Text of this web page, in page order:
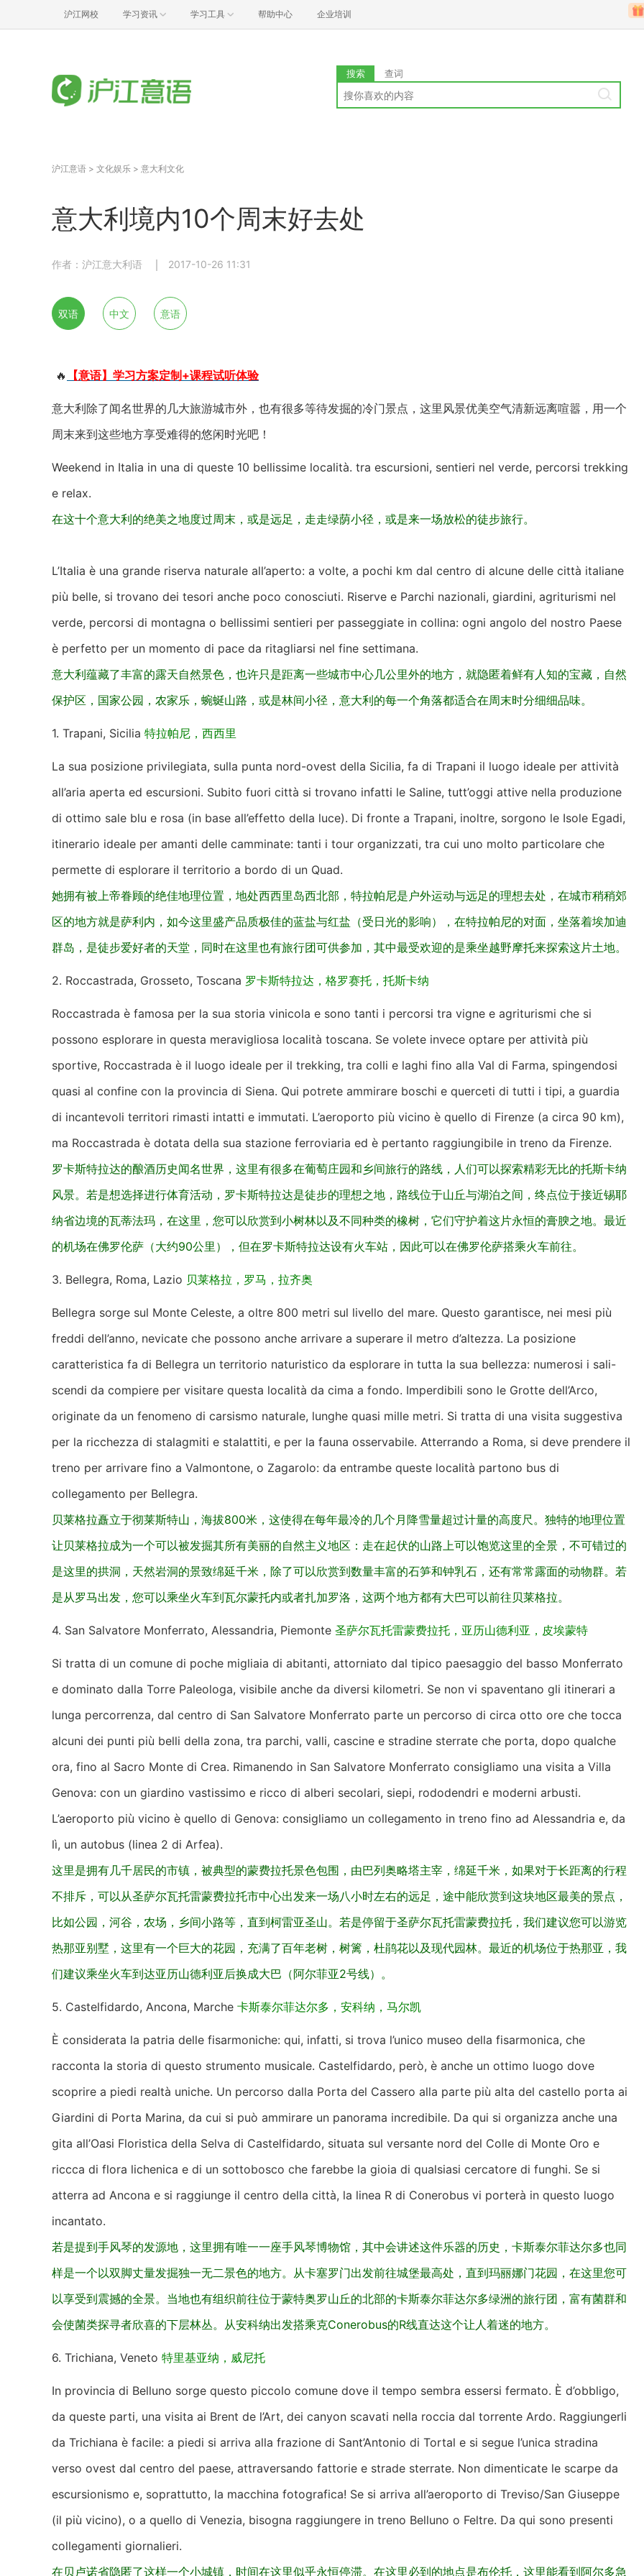
沪江网校 学习资讯 学习工具 帮助中心 企业培训
搜索 查词
沪江意语 > 文化娱乐 > 意大利文化
意大利境内10个周末好去处
作者：沪江意大利语 2017-10-26 11:31
双语 中文 意语
🔥 【意语】学习方案定制+课程试听体验
意大利除了闻名世界的几大旅游城市外，也有很多等待发掘的冷门景点，这里风景优美空气清新远离喧嚣，用一个
周末来到这些地方享受难得的悠闲时光吧！
Weekend in Italia in una di queste 10 bellissime località. tra escursioni, sentieri nel verde, percorsi trekking
e relax.
在这十个意大利的绝美之地度过周末，或是远足，走走绿荫小径，或是来一场放松的徒步旅行。
L’Italia è una grande riserva naturale all’aperto: a volte, a pochi km dal centro di alcune delle città italiane
più belle, si trovano dei tesori anche poco conosciuti. Riserve e Parchi nazionali, giardini, agriturismi nel
verde, percorsi di montagna o bellissimi sentieri per passeggiate in collina: ogni angolo del nostro Paese
è perfetto per un momento di pace da ritagliarsi nel fine settimana.
意大利蕴藏了丰富的露天自然景色，也许只是距离一些城市中心几公里外的地方，就隐匿着鲜有人知的宝藏，自然
保护区，国家公园，农家乐，蜿蜒山路，或是林间小径，意大利的每一个角落都适合在周末时分细细品味。
1. Trapani, Sicilia 特拉帕尼，西西里
La sua posizione privilegiata, sulla punta nord-ovest della Sicilia, fa di Trapani il luogo ideale per attività
all’aria aperta ed escursioni. Subito fuori città si trovano infatti le Saline, tutt’oggi attive nella produzione
di ottimo sale blu e rosa (in base all’effetto della luce). Di fronte a Trapani, inoltre, sorgono le Isole Egadi,
itinerario ideale per amanti delle camminate: tanti i tour organizzati, tra cui uno molto particolare che
permette di esplorare il territorio a bordo di un Quad.
她拥有被上帝眷顾的绝佳地理位置，地处西西里岛西北部，特拉帕尼是户外运动与远足的理想去处，在城市稍稍郊
区的地方就是萨利内，如今这里盛产品质极佳的蓝盐与红盐（受日光的影响），在特拉帕尼的对面，坐落着埃加迪
群岛，是徒步爱好者的天堂，同时在这里也有旅行团可供参加，其中最受欢迎的是乘坐越野摩托来探索这片土地。
2. Roccastrada, Grosseto, Toscana 罗卡斯特拉达，格罗赛托，托斯卡纳
Roccastrada è famosa per la sua storia vinicola e sono tanti i percorsi tra vigne e agriturismi che si
possono esplorare in questa meravigliosa località toscana. Se volete invece optare per attività più
sportive, Roccastrada è il luogo ideale per il trekking, tra colli e laghi fino alla Val di Farma, spingendosi
quasi al confine con la provincia di Siena. Qui potrete ammirare boschi e querceti di tutti i tipi, a guardia
di incantevoli territori rimasti intatti e immutati. L’aeroporto più vicino è quello di Firenze (a circa 90 km),
ma Roccastrada è dotata della sua stazione ferroviaria ed è pertanto raggiungibile in treno da Firenze.
罗卡斯特拉达的酿酒历史闻名世界，这里有很多在葡萄庄园和乡间旅行的路线，人们可以探索精彩无比的托斯卡纳
风景。若是想选择进行体育活动，罗卡斯特拉达是徒步的理想之地，路线位于山丘与湖泊之间，终点位于接近锡耶
纳省边境的瓦蒂法玛，在这里，您可以欣赏到小树林以及不同种类的橡树，它们守护着这片永恒的膏腴之地。最近
的机场在佛罗伦萨（大约90公里），但在罗卡斯特拉达设有火车站，因此可以在佛罗伦萨搭乘火车前往。
3. Bellegra, Roma, Lazio 贝莱格拉，罗马，拉齐奥
Bellegra sorge sul Monte Celeste, a oltre 800 metri sul livello del mare. Questo garantisce, nei mesi più
freddi dell’anno, nevicate che possono anche arrivare a superare il metro d’altezza. La posizione
caratteristica fa di Bellegra un territorio naturistico da esplorare in tutta la sua bellezza: numerosi i sali-
scendi da compiere per visitare questa località da cima a fondo. Imperdibili sono le Grotte dell’Arco,
originate da un fenomeno di carsismo naturale, lunghe quasi mille metri. Si tratta di una visita suggestiva
per la ricchezza di stalagmiti e stalattiti, e per la fauna osservabile. Atterrando a Roma, si deve prendere il
treno per arrivare fino a Valmontone, o Zagarolo: da entrambe queste località partono bus di
collegamento per Bellegra.
贝莱格拉矗立于彻莱斯特山，海拔800米，这使得在每年最冷的几个月降雪量超过计量的高度尺。独特的地理位置
让贝莱格拉成为一个可以被发掘其所有美丽的自然主义地区：走在起伏的山路上可以饱览这里的全景，不可错过的
是这里的拱洞，天然岩洞的景致绵延千米，除了可以欣赏到数量丰富的石笋和钟乳石，还有常常露面的动物群。若
是从罗马出发，您可以乘坐火车到瓦尔蒙托内或者扎加罗洛，这两个地方都有大巴可以前往贝莱格拉。
4. San Salvatore Monferrato, Alessandria, Piemonte 圣萨尔瓦托雷蒙费拉托，亚历山德利亚，皮埃蒙特
Si tratta di un comune di poche migliaia di abitanti, attorniato dal tipico paesaggio del basso Monferrato
e dominato dalla Torre Paleologa, visibile anche da diversi kilometri. Se non vi spaventano gli itinerari a
lunga percorrenza, dal centro di San Salvatore Monferrato parte un percorso di circa otto ore che tocca
alcuni dei punti più belli della zona, tra parchi, valli, cascine e stradine sterrate che porta, dopo qualche
ora, fino al Sacro Monte di Crea. Rimanendo in San Salvatore Monferrato consigliamo una visita a Villa
Genova: con un giardino vastissimo e ricco di alberi secolari, siepi, rododendri e moderni arbusti.
L’aeroporto più vicino è quello di Genova: consigliamo un collegamento in treno fino ad Alessandria e, da
lì, un autobus (linea 2 di Arfea).
这里是拥有几千居民的市镇，被典型的蒙费拉托景色包围，由巴列奥略塔主宰，绵延千米，如果对于长距离的行程
不排斥，可以从圣萨尔瓦托雷蒙费拉托市中心出发来一场八小时左右的远足，途中能欣赏到这块地区最美的景点，
比如公园，河谷，农场，乡间小路等，直到柯雷亚圣山。若是停留于圣萨尔瓦托雷蒙费拉托，我们建议您可以游览
热那亚别墅，这里有一个巨大的花园，充满了百年老树，树篱，杜鹃花以及现代园林。最近的机场位于热那亚，我
们建议乘坐火车到达亚历山德利亚后换成大巴（阿尔菲亚2号线）。
5. Castelfidardo, Ancona, Marche 卡斯泰尔菲达尔多，安科纳，马尔凯
È considerata la patria delle fisarmoniche: qui, infatti, si trova l’unico museo della fisarmonica, che
racconta la storia di questo strumento musicale. Castelfidardo, però, è anche un ottimo luogo dove
scoprire a piedi realtà uniche. Un percorso dalla Porta del Cassero alla parte più alta del castello porta ai
Giardini di Porta Marina, da cui si può ammirare un panorama incredibile. Da qui si organizza anche una
gita all’Oasi Floristica della Selva di Castelfidardo, situata sul versante nord del Colle di Monte Oro e
riccca di flora lichenica e di un sottobosco che farebbe la gioia di qualsiasi cercatore di funghi. Se si
atterra ad Ancona e si raggiunge il centro della città, la linea R di Conerobus vi porterà in questo luogo
incantato.
若是提到手风琴的发源地，这里拥有唯一一座手风琴博物馆，其中会讲述这件乐器的历史，卡斯泰尔菲达尔多也同
样是一个以双脚丈量发掘独一无二景色的地方。从卡塞罗门出发前往城堡最高处，直到玛丽娜门花园，在这里您可
以享受到震撼的全景。当地也有组织前往位于蒙特奥罗山丘的北部的卡斯泰尔菲达尔多绿洲的旅行团，富有菌群和
会使菌类探寻者欣喜的下层林丛。从安科纳出发搭乘克Conerobus的R线直达这个让人着迷的地方。
6. Trichiana, Veneto 特里基亚纳，威尼托
In provincia di Belluno sorge questo piccolo comune dove il tempo sembra essersi fermato. È d’obbligo,
da queste parti, una visita ai Brent de l’Art, dei canyon scavati nella roccia dal torrente Ardo. Raggiungerli
da Trichiana è facile: a piedi si arriva alla frazione di Sant’Antonio di Tortal e si segue l’unica stradina
verso ovest dal centro del paese, attraversando fattorie e strade sterrate. Non dimenticate le scarpe da
escursionismo e, soprattutto, la macchina fotografica! Se si arriva all’aeroporto di Treviso/San Giuseppe
(il più vicino), o a quello di Venezia, bisogna raggiungere in treno Belluno o Feltre. Da qui sono presenti
collegamenti giornalieri.
在贝卢诺省隐匿了这样一个小城镇，时间在这里似乎永恒停滞。在这里必到的地点是布伦托，这里能看到阿尔多急